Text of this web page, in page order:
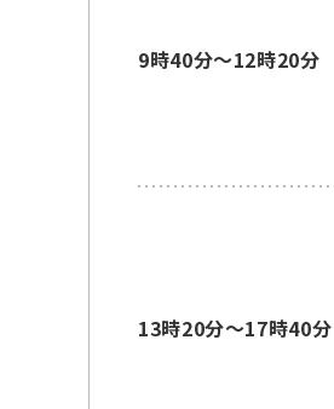
9時40分～12時20分
13時20分～17時40分